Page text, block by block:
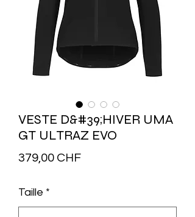
VESTE D&#39;HIVER UMA
GT ULTRAZ EVO
379,00 CHFPrix
Taille *